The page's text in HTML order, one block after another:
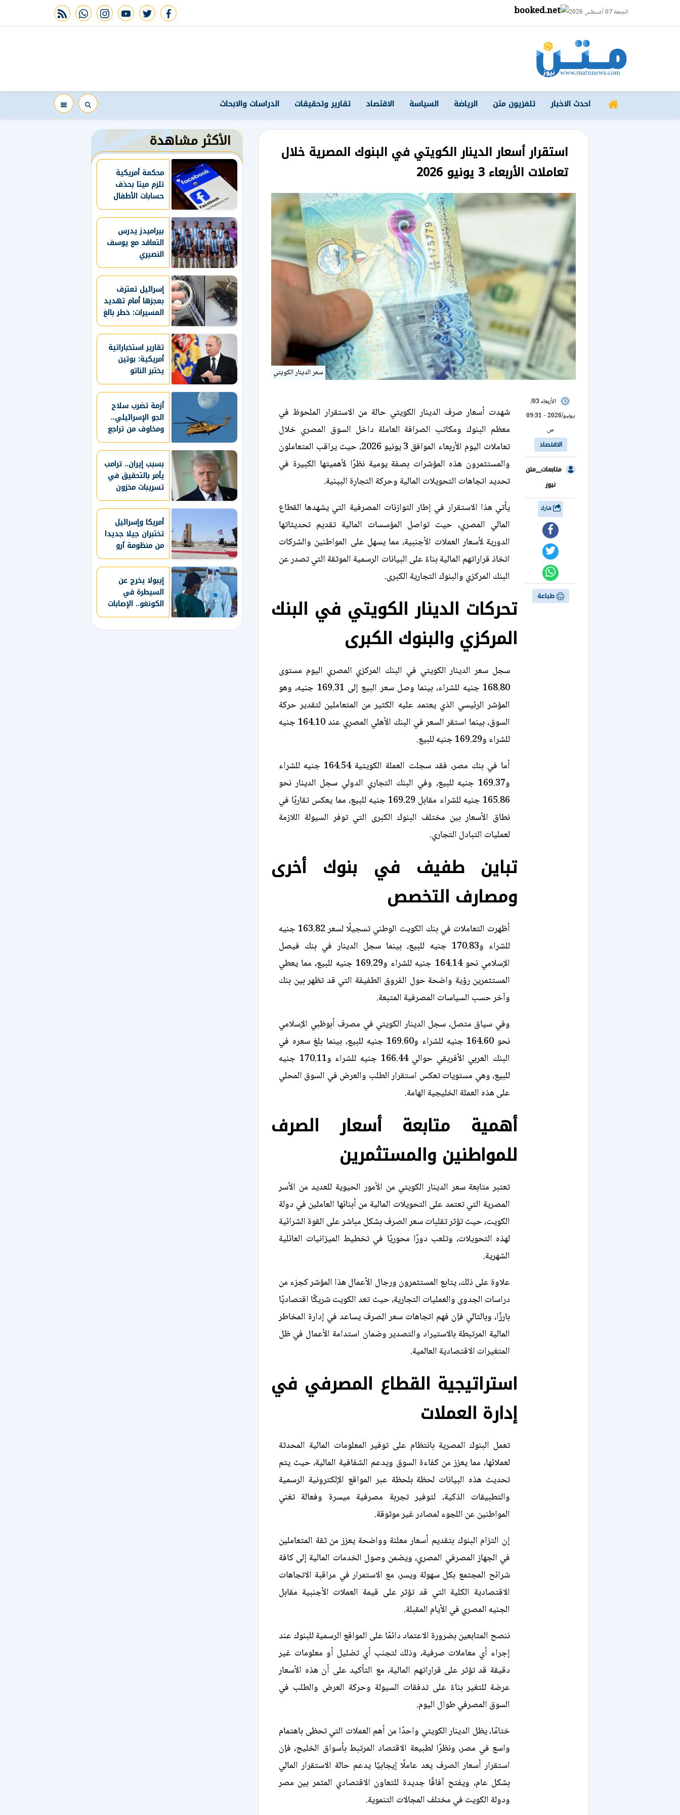
الجمعة 07 أغسطس 2026 facebook
twitter
youtube
instagram
whatsapp
rss feed
احدث الاخبار تلفزيون متن الرياضة السياسة الاقتصاد تقارير وتحقيقات الدراسات والابحاث
استقرار أسعار الدينار الكويتي في البنوك المصرية خلال
تعاملات الأربعاء 3 يونيو 2026
سعر الدينار الكويتي
الأربعاء 03/
يونيو/2026 - 09:31
ص
الاقتصاد
متابعات__متن
نيوز
طباعة
شهدت أسعار صرف الدينار الكويتي حالة من الاستقرار الملحوظ في
معظم البنوك ومكاتب الصرافة العاملة داخل السوق المصري خلال
تعاملات اليوم الأربعاء الموافق 3 يونيو 2026، حيث يراقب المتعاملون
والمستثمرون هذه المؤشرات بصفة يومية نظرًا لأهميتها الكبيرة في
تحديد اتجاهات التحويلات المالية وحركة التجارة البينية.
يأتي هذا الاستقرار في إطار التوازنات المصرفية التي يشهدها القطاع
المالي المصري، حيث تواصل المؤسسات المالية تقديم تحديثاتها
الدورية لأسعار العملات الأجنبية، مما يسهل على المواطنين والشركات
اتخاذ قراراتهم المالية بناءً على البيانات الرسمية الموثقة التي تصدر عن
البنك المركزي والبنوك التجارية الكبرى.
تحركات الدينار الكويتي في البنك
المركزي والبنوك الكبرى
سجل سعر الدينار الكويتي في البنك المركزي المصري اليوم مستوى
168.80 جنيه للشراء، بينما وصل سعر البيع إلى 169.31 جنيه، وهو
المؤشر الرئيسي الذي يعتمد عليه الكثير من المتعاملين لتقدير حركة
السوق، بينما استقر السعر في البنك الأهلي المصري عند 164.10 جنيه
للشراء و169.29 جنيه للبيع.
أما في بنك مصر، فقد سجلت العملة الكويتية 164.54 جنيه للشراء
و169.37 جنيه للبيع، وفي البنك التجاري الدولي سجل الدينار نحو
165.86 جنيه للشراء مقابل 169.29 جنيه للبيع، مما يعكس تقاربًا في
نطاق الأسعار بين مختلف البنوك الكبرى التي توفر السيولة اللازمة
لعمليات التبادل التجاري.
تباين طفيف في بنوك أخرى
ومصارف التخصص
أظهرت التعاملات في بنك الكويت الوطني تسجيلًا لسعر 163.82 جنيه
للشراء و170.83 جنيه للبيع، بينما سجل الدينار في بنك فيصل
الإسلامي نحو 164.14 جنيه للشراء و169.29 جنيه للبيع، مما يعطي
المستثمرين رؤية واضحة حول الفروق الطفيفة التي قد تظهر بين بنك
وآخر حسب السياسات المصرفية المتبعة.
وفي سياق متصل، سجل الدينار الكويتي في مصرف أبوظبي الإسلامي
نحو 164.60 جنيه للشراء و169.60 جنيه للبيع، بينما بلغ سعره في
البنك العربي الأفريقي حوالي 166.44 جنيه للشراء و170.11 جنيه
للبيع، وهي مستويات تعكس استقرار الطلب والعرض في السوق المحلي
على هذه العملة الخليجية الهامة.
أهمية متابعة أسعار الصرف
للمواطنين والمستثمرين
تعتبر متابعة سعر الدينار الكويتي من الأمور الحيوية للعديد من الأسر
المصرية التي تعتمد على التحويلات المالية من أبنائها العاملين في دولة
الكويت، حيث تؤثر تقلبات سعر الصرف بشكل مباشر على القوة الشرائية
لهذه التحويلات، وتلعب دورًا محوريًا في تخطيط الميزانيات العائلية
الشهرية.
علاوة على ذلك، يتابع المستثمرون ورجال الأعمال هذا المؤشر كجزء من
دراسات الجدوى والعمليات التجارية، حيث تعد الكويت شريكًا اقتصاديًا
بارزًا، وبالتالي فإن فهم اتجاهات سعر الصرف يساعد في إدارة المخاطر
المالية المرتبطة بالاستيراد والتصدير وضمان استدامة الأعمال في ظل
المتغيرات الاقتصادية العالمية.
استراتيجية القطاع المصرفي في
إدارة العملات
تعمل البنوك المصرية بانتظام على توفير المعلومات المالية المحدثة
لعملائها، مما يعزز من كفاءة السوق ويدعم الشفافية المالية، حيث يتم
تحديث هذه البيانات لحظة بلحظة عبر المواقع الإلكترونية الرسمية
والتطبيقات الذكية، لتوفير تجربة مصرفية ميسرة وفعالة تغني
المواطنين عن اللجوء لمصادر غير موثوقة.
إن التزام البنوك بتقديم أسعار معلنة وواضحة يعزز من ثقة المتعاملين
في الجهاز المصرفي المصري، ويضمن وصول الخدمات المالية إلى كافة
شرائح المجتمع بكل سهولة ويسر، مع الاستمرار في مراقبة الاتجاهات
الاقتصادية الكلية التي قد تؤثر على قيمة العملات الأجنبية مقابل
الجنيه المصري في الأيام المقبلة.
ننصح المتابعين بضرورة الاعتماد دائمًا على المواقع الرسمية للبنوك عند
إجراء أي معاملات صرفية، وذلك لتجنب أي تضليل أو معلومات غير
دقيقة قد تؤثر على قراراتهم المالية، مع التأكيد على أن هذه الأسعار
عرضة للتغير بناءً على تدفقات السيولة وحركة العرض والطلب في
السوق المصرفي طوال اليوم.
ختامًا، يظل الدينار الكويتي واحدًا من أهم العملات التي تحظى باهتمام
واسع في مصر، ونظرًا لطبيعة الاقتصاد المرتبط بأسواق الخليج، فإن
استقرار أسعار الصرف يعد عاملًا إيجابيًا يدعم حالة الاستقرار المالي
بشكل عام، ويفتح آفاقًا جديدة للتعاون الاقتصادي المثمر بين مصر
ودولة الكويت في مختلف المجالات التنموية.
الأكثر مشاهدة
محكمة أمريكية
تلزم ميتا بحذف
حسابات الأطفال
دون 13 عاما
وتقييد استخدام
القاصرين لمنصاتها
بيراميدز يدرس
التعاقد مع يوسف
النصيري
إسرائيل تعترف
بعجزها أمام تهديد
المسيرات: خطر بالغ
ولا نملك له حلا
كاملا
تقارير استخباراتية
أمريكية: بوتين
يختبر الناتو
بالهجوم على دولة
بالحلف
أزمة تضرب سلاح
الجو الإسرائيلي..
ومخاوف من تراجع
الجاهزية العسكرية
بسبب إيران.. ترامب
يأمر بالتحقيق في
تسريبات مخزون
الذخائر الأمريكية
أمريكا وإسرائيل
تختبران جيلا جديدا
من منظومة آرو
للدفاع الصاروخي
إيبولا يخرج عن
السيطرة في
الكونغو.. الإصابات
تتجاوز 4 آلاف حالة